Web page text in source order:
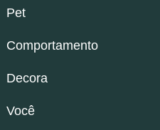
Pet
Comportamento
Decora
Você